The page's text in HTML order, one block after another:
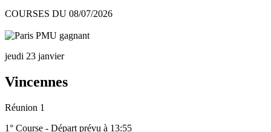
COURSES DU 08/07/2026
jeudi 23 janvier
Vincennes
Réunion 1
1° Course - Départ prévu à 13:55